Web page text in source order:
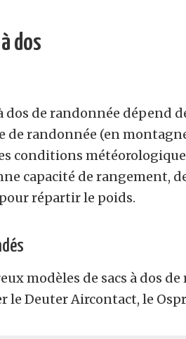
dos
dos de randonnée dépend
de randonnée (en
conditions
capacité de rangement,
répartir le poids.
modèles de sacs à dos
le Deuter Aircontact, le